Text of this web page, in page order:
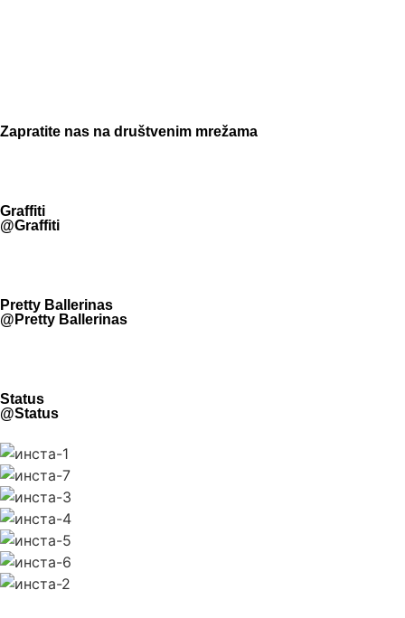
Zapratite nas na društvenim mrežama
Graffiti
@Graffiti
Pretty Ballerinas
@Pretty Ballerinas
Status
@Status